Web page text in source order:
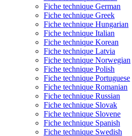
Fiche technique German
Fiche technique Greek
Fiche technique Hungarian
Fiche technique Italian
Fiche technique Korean
Fiche technique Latvia
Fiche technique Norwegian
Fiche technique Polish
Fiche technique Portuguese
Fiche technique Romanian
Fiche technique Russian
Fiche technique Slovak
Fiche technique Slovene
Fiche technique Spanish
Fiche technique Swedish